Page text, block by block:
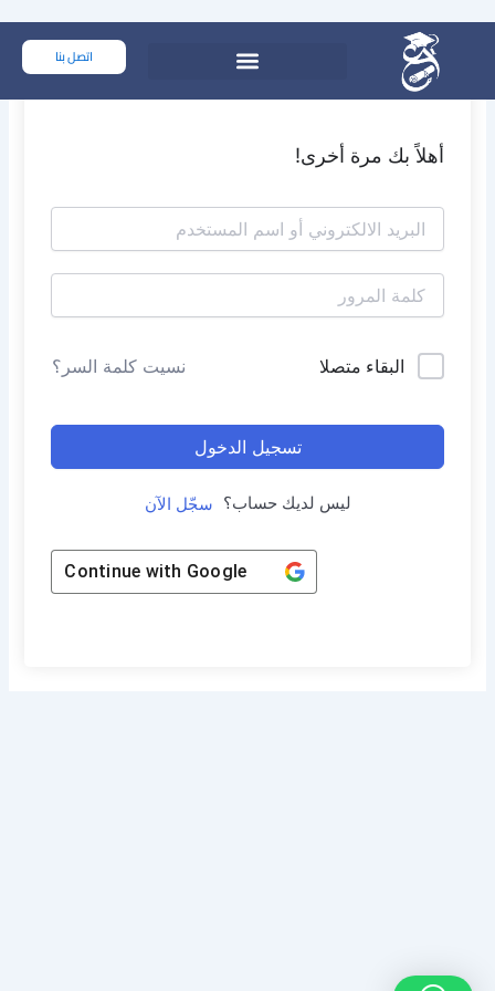
المحتوى
اتصل بنا
أهلاً بك مرة أخرى!
البقاء متصلا نسيت كلمة السر؟
تسجيل الدخول
ليس لديك حساب؟ سجّل الآن
Continue with Google